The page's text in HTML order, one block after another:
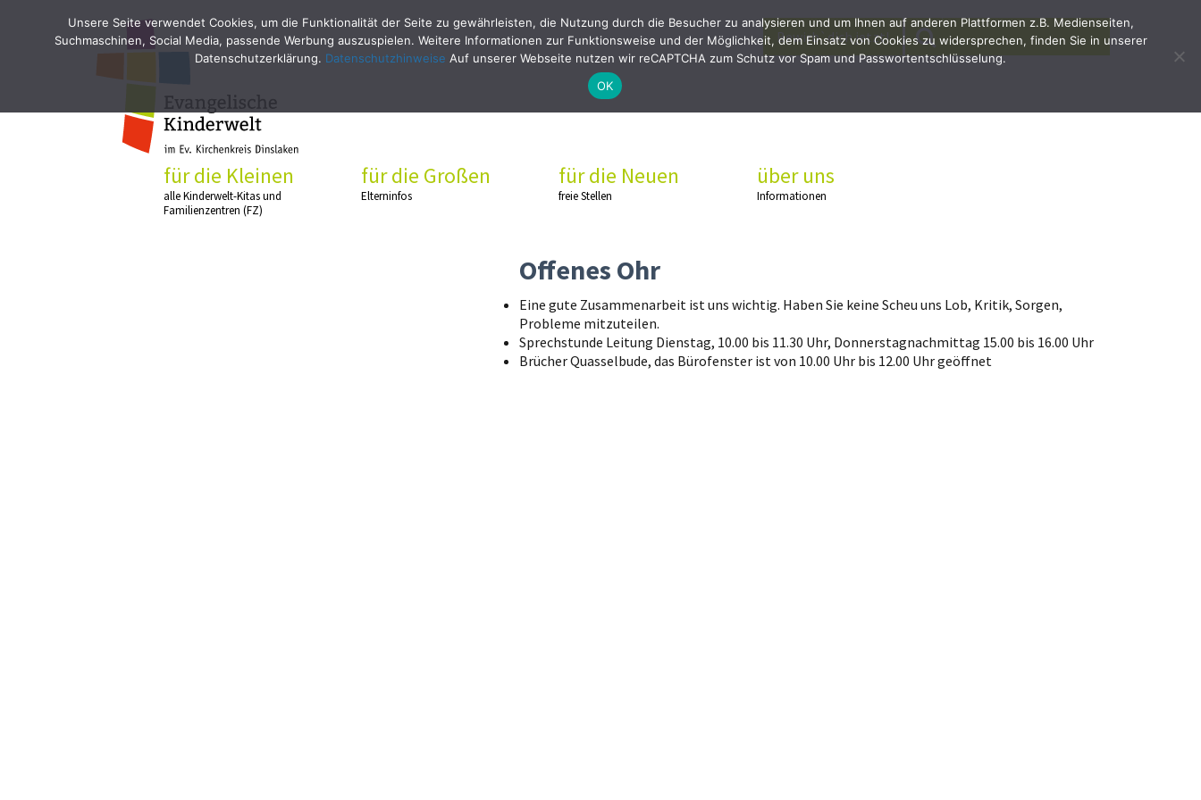
für die Kleinen
alle Kinderwelt-Kitas und
Familienzentren (FZ)
für die Großen
Elterninfos
für die Neuen
freie Stellen
über uns
Informationen
Bewirb`dich jetzt!
Search
for:
SEARCH
Offenes Ohr
Eine gute Zusammenarbeit ist uns wichtig. Haben Sie keine Scheu uns Lob, Kritik, Sorgen,
Probleme mitzuteilen.
Sprechstunde Leitung Dienstag, 10.00 bis 11.30 Uhr, Donnerstagnachmittag 15.00 bis 16.00 Uhr
Brücher Quasselbude, das Bürofenster ist von 10.00 Uhr bis 12.00 Uhr geöffnet
Unsere Seite verwendet Cookies, um die Funktionalität der Seite zu gewährleisten, die Nutzung durch die Besucher zu analysieren und um Ihnen auf anderen Plattformen z.B. Medienseiten,
Suchmaschinen, Social Media, passende Werbung auszuspielen. Weitere Informationen zur Funktionsweise und der Möglichkeit, dem Einsatz von Cookies zu widersprechen, finden Sie in unserer
Datenschutzerklärung. Datenschutzhinweise Auf unserer Webseite nutzen wir reCAPTCHA zum Schutz vor Spam und Passwortentschlüsselung.
OK